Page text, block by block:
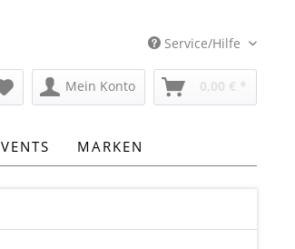
Service/Hilfe
Mein Konto 0,00 € *
MARKEN